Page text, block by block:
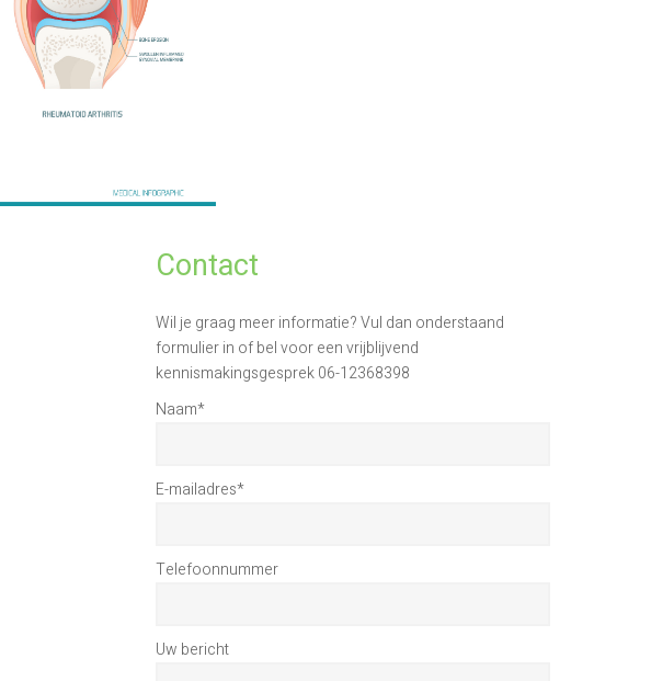
Contact
Wil je graag meer informatie? Vul dan onderstaand
formulier in of bel voor een vrijblijvend
kennismakingsgesprek 06-12368398
Naam*
E-mailadres*
Telefoonnummer
Uw bericht